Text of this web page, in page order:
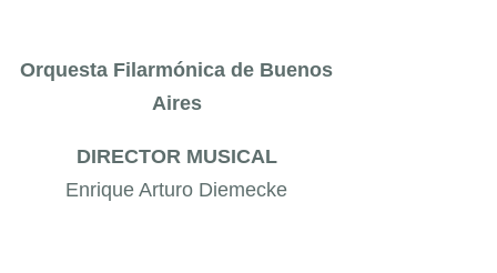
Orquesta Filarmónica de Buenos
Aires
DIRECTOR MUSICAL
Enrique Arturo Diemecke